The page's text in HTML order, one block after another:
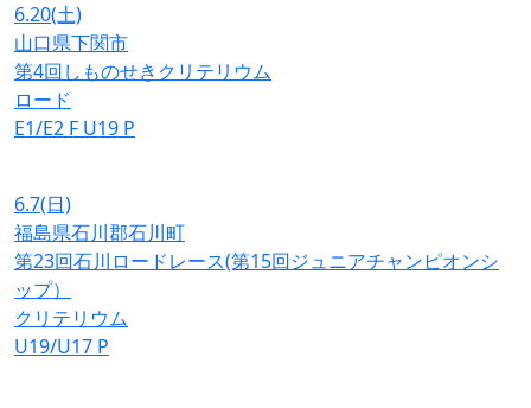
6.20(土)
山口県下関市
第4回しものせきクリテリウム
ロード
E1/E2 F U19 P
6.7(日)
福島県石川郡石川町
第23回石川ロードレース(第15回ジュニアチャンピオンシ
ップ）
クリテリウム
U19/U17 P